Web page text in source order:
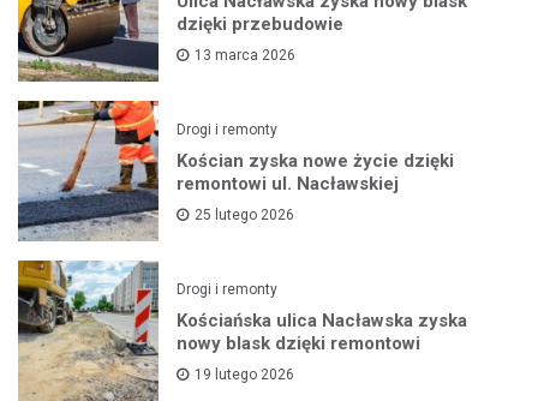
dzięki przebudowie
13 marca 2026
Drogi i remonty
Kościan zyska nowe życie dzięki
remontowi ul. Nacławskiej
25 lutego 2026
Drogi i remonty
Kościańska ulica Nacławska zyska
nowy blask dzięki remontowi
19 lutego 2026